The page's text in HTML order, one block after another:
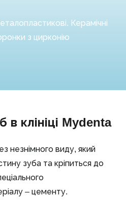
Керамічні
з цирконію
в клініці Mydenta
незнімного виду, який
зуба та кріпиться до
– цементу.